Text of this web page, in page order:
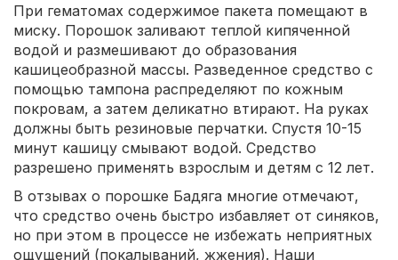
При гематомах содержимое пакета помещают в
миску. Порошок заливают теплой кипяченной
водой и размешивают до образования
кашицеобразной массы. Разведенное средство с
помощью тампона распределяют по кожным
покровам, а затем деликатно втирают. На руках
должны быть резиновые перчатки. Спустя 10-15
минут кашицу смывают водой. Средство
разрешено применять взрослым и детям с 12 лет.
В отзывах о порошке Бадяга многие отмечают,
что средство очень быстро избавляет от синяков,
но при этом в процессе не избежать неприятных
ощущений (покалываний, жжения). Наши